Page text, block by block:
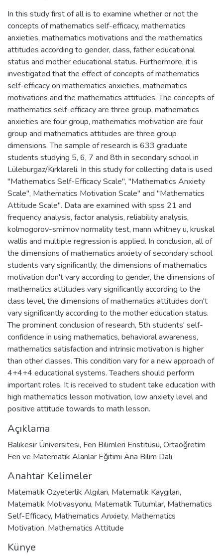
In this study first of all is to examine whether or not the
concepts of mathematics self-efficacy, mathematics
anxieties, mathematics motivations and the mathematics
attitudes according to gender, class, father educational
status and mother educational status. Furthermore, it is
investigated that the effect of concepts of mathematics
self-efficacy on mathematics anxieties, mathematics
motivations and the mathematics attitudes. The concepts of
mathematics self-efficacy are three group, mathematics
anxieties are four group, mathematics motivation are four
group and mathematics attitudes are three group
dimensions. The sample of research is 633 graduate
students studying 5, 6, 7 and 8th in secondary school in
Lüleburgaz/Kırklareli. In this study for collecting data is used
"Mathematics Self-Efficacy Scale", "Mathematics Anxiety
Scale", Mathematics Motivation Scale" and "Mathematics
Attitude Scale". Data are examined with spss 21 and
frequency analysis, factor analysis, reliability analysis,
kolmogorov-smirnov normality test, mann whitney u, kruskal
wallis and multiple regression is applied. In conclusion, all of
the dimensions of mathematics anxiety of secondary school
students vary significantly, the dimensions of mathematics
motivation don't vary according to gender, the dimensions of
mathematics attitudes vary significantly according to the
class level, the dimensions of mathematics attitudes don't
vary significantly according to the mother education status.
The prominent conclusion of research, 5th students' self-
confidence in using mathematics, behavioral awareness,
mathematics satisfaction and intrinsic motivation is higher
than other classes. This condition vary for a new approach of
4+4+4 educational systems. Teachers should perform
important roles. It is received to student take education with
high mathematics lesson motivation, low anxiety level and
positive attitude towards to math lesson.
Açıklama
Balıkesir Üniversitesi, Fen Bilimleri Enstitüsü, Ortaöğretim
Fen ve Matematik Alanlar Eğitimi Ana Bilim Dalı
Anahtar Kelimeler
Matematik Özyeterlik Algıları, Matematik Kaygıları,
Matematik Motivasyonu, Matematik Tutumlar, Mathematics
Self-Efficacy, Mathematics Anxiety, Mathematics
Motivation, Mathematics Attitude
Künye